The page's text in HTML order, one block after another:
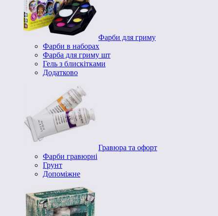
Фарби для гриму
Фарби в наборах
Фарба для гриму шт
Гель з блискітками
Додатково
Гравюра та офорт
Фарби гравюрні
Грунт
Допоміжне